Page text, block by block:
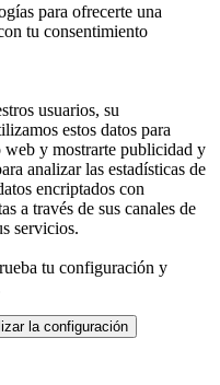
para ofrecerte una
tu consentimiento
usuarios, su
estos datos para
web y mostrarte publicidad y
analizar las estadísticas de
encriptados con
a través de sus canales de
servicios.
tu configuración y
la configuración